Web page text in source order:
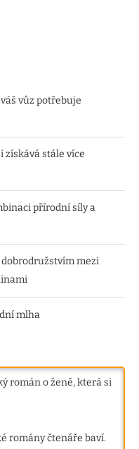
vůz potřebuje
získává stále více
přírodní síly a
dobrodružstvím mezi
mlha
román o ženě, která si
romány čtenáře baví.